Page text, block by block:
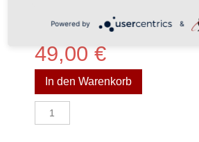
49,00€
In den Warenkorb
Aquarell
Menge
Powered by &